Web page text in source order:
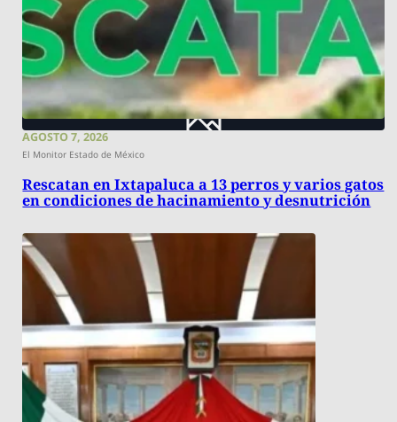
AGOSTO 7, 2026
El Monitor Estado de México
Rescatan en Ixtapaluca a 13 perros y varios gatos
en condiciones de hacinamiento y desnutrición